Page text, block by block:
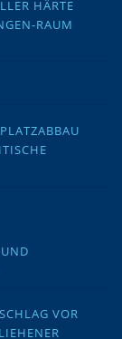
HÄRTE
RAUM
VOR